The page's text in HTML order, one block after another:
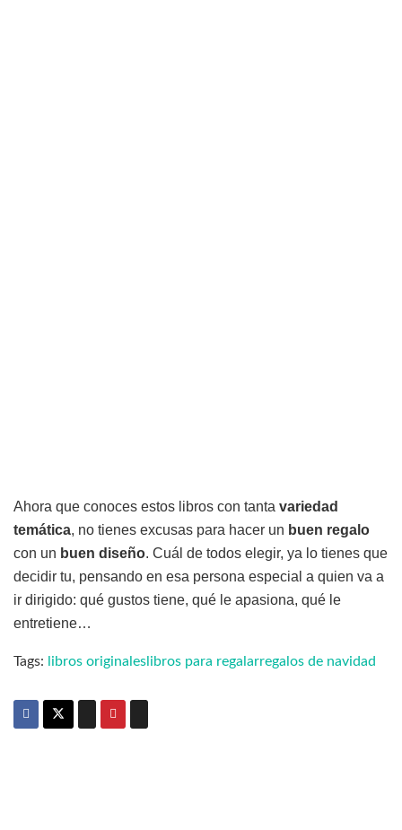
Ahora que conoces estos libros con tanta variedad
temática, no tienes excusas para hacer un buen regalo
con un buen diseño. Cuál de todos elegir, ya lo tienes que
decidir tu, pensando en esa persona especial a quien va a
ir dirigido: qué gustos tiene, qué le apasiona, qué le
entretiene…
Tags: libros originaleslibros para regalarregalos de navidad